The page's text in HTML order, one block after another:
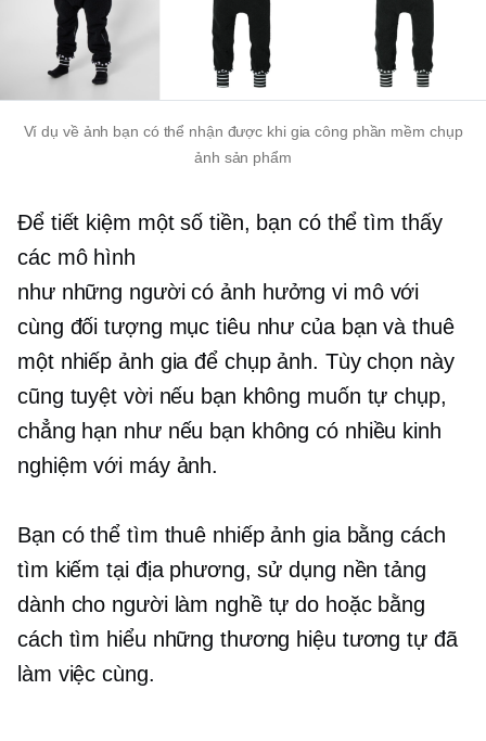
Ví dụ về ảnh bạn có thể nhận được khi gia công phần mềm chụp
ảnh sản phẩm
Để tiết kiệm một số tiền, bạn có thể tìm thấy
các mô hình
như những người có ảnh hưởng vi môvới
cùng đối tượng mục tiêu như của bạn và thuê
một nhiếp ảnh gia để chụp ảnh. Tùy chọn này
cũng tuyệt vời nếu bạn không muốn tự chụp,
chẳng hạn như nếu bạn không có nhiều kinh
nghiệm với máy ảnh.
Bạn có thể tìm thuê nhiếp ảnh gia bằng cách
tìm kiếm tại địa phương, sử dụng nền tảng
dành cho người làm nghề tự do hoặc bằng
cách tìm hiểu những thương hiệu tương tự đã
làm việc cùng.